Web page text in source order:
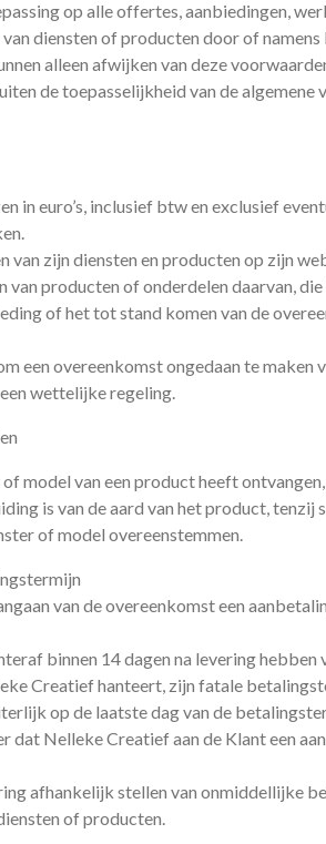
op alle offertes, aanbiedingen,
diensten of producten door of
alleen afwijken van deze
de toepasselijkheid van de algemene
in euro’s, inclusief btw en exclusief
van zijn diensten en producten op zijn
van producten of onderdelen daarvan,
of het tot stand komen van de
een overeenkomst ongedaan te maken
wettelijke regeling.
model van een product heeft
is van de aard van het product,
of model overeenstemmen.
van de overeenkomst een
binnen 14 dagen na levering hebben
Creatief hanteert, zijn fatale
op de laatste dag van de
dat Nelleke Creatief aan de Klant een
afhankelijk stellen van onmiddellijke
of producten.